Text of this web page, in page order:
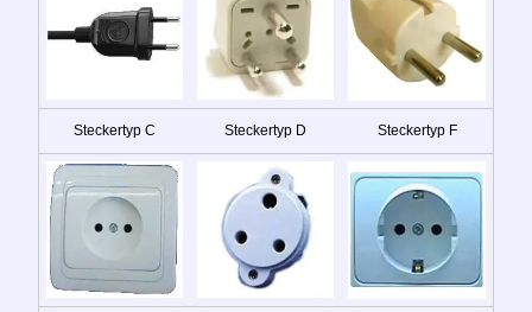
Steckertyp C Steckertyp D Steckertyp F